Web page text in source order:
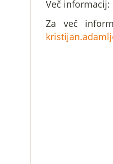
Več informacij:
Za več